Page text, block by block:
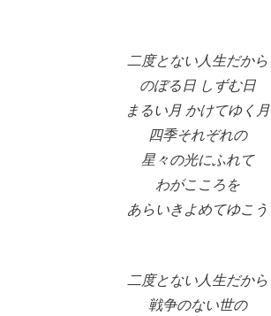
二度とない人生だから
のぼる日 しずむ日
まるい月 かけてゆく月
四季それぞれの
星々の光にふれて
わがこころを
あらいきよめてゆこう
二度とない人生だから
戦争のない世の